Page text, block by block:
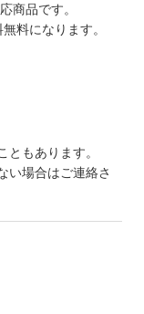
商品です。
料になります。
もあります。
い場合はご連絡さ